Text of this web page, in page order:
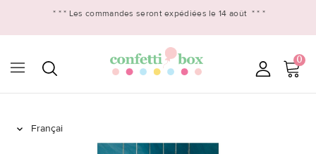
* * * Les commandes seront expédiées le 14 août * * *
0
